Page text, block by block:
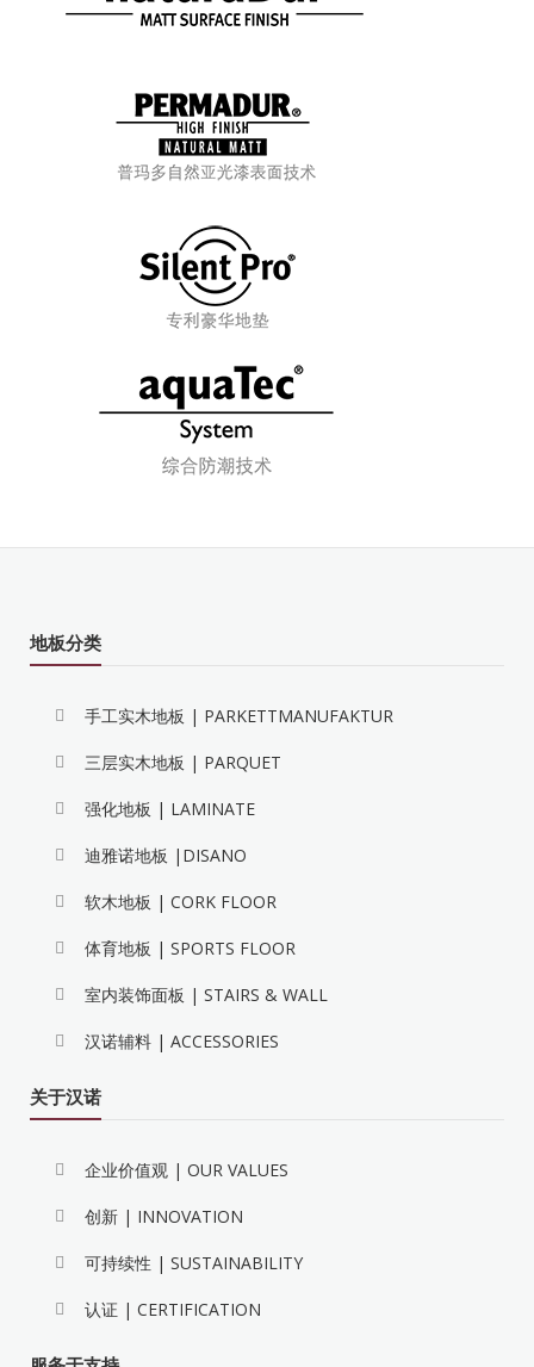
地板分类
手工实木地板 | PARKETTMANUFAKTUR
三层实木地板 | PARQUET
强化地板 | LAMINATE
迪雅诺地板 |DISANO
软木地板 | CORK FLOOR
体育地板 | SPORTS FLOOR
室内装饰面板 | STAIRS & WALL
汉诺辅料 | ACCESSORIES
关于汉诺
企业价值观 | OUR VALUES
创新 | INNOVATION
可持续性 | SUSTAINABILITY
认证 | CERTIFICATION